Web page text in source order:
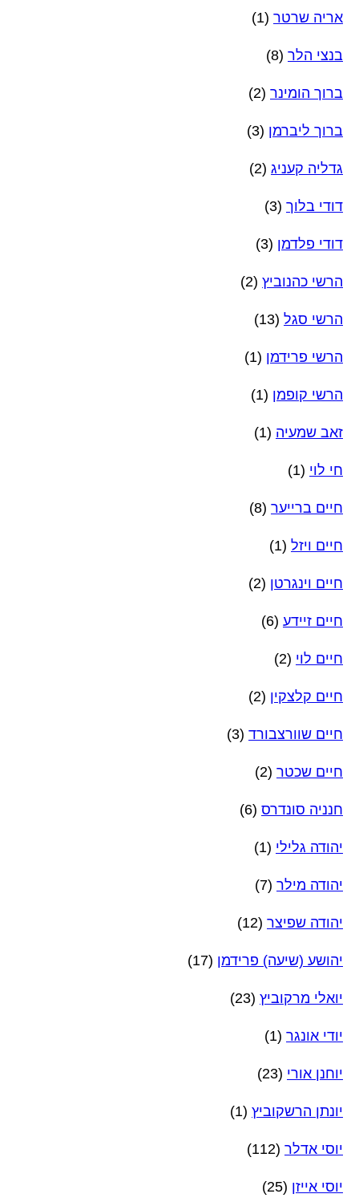
אריה שרטר (1)
בנצי הלר (8)
ברוך הומינר (2)
ברוך ליברמן (3)
גדליה קעניג (2)
דודי בלוך (3)
דודי פלדמן (3)
הרשי כהנוביץ (2)
הרשי סגל (13)
הרשי פרידמן (1)
הרשי קופמן (1)
זאב שמעיה (1)
חי לוי (1)
חיים ברייער (8)
חיים ויזל (1)
חיים וינגרטן (2)
חיים זיידע (6)
חיים לוי (2)
חיים קלצקין (2)
חיים שוורצבורד (3)
חיים שכטר (2)
חנניה סונדרס (6)
יהודה גלילי (1)
יהודה מילר (7)
יהודה שפיצר (12)
יהושע (שיעה) פרידמן (17)
יואלי מרקוביץ (23)
יודי אונגר (1)
יוחנן אורי (23)
יונתן הרשקוביץ (1)
יוסי אדלר (112)
יוסי אייזן (25)